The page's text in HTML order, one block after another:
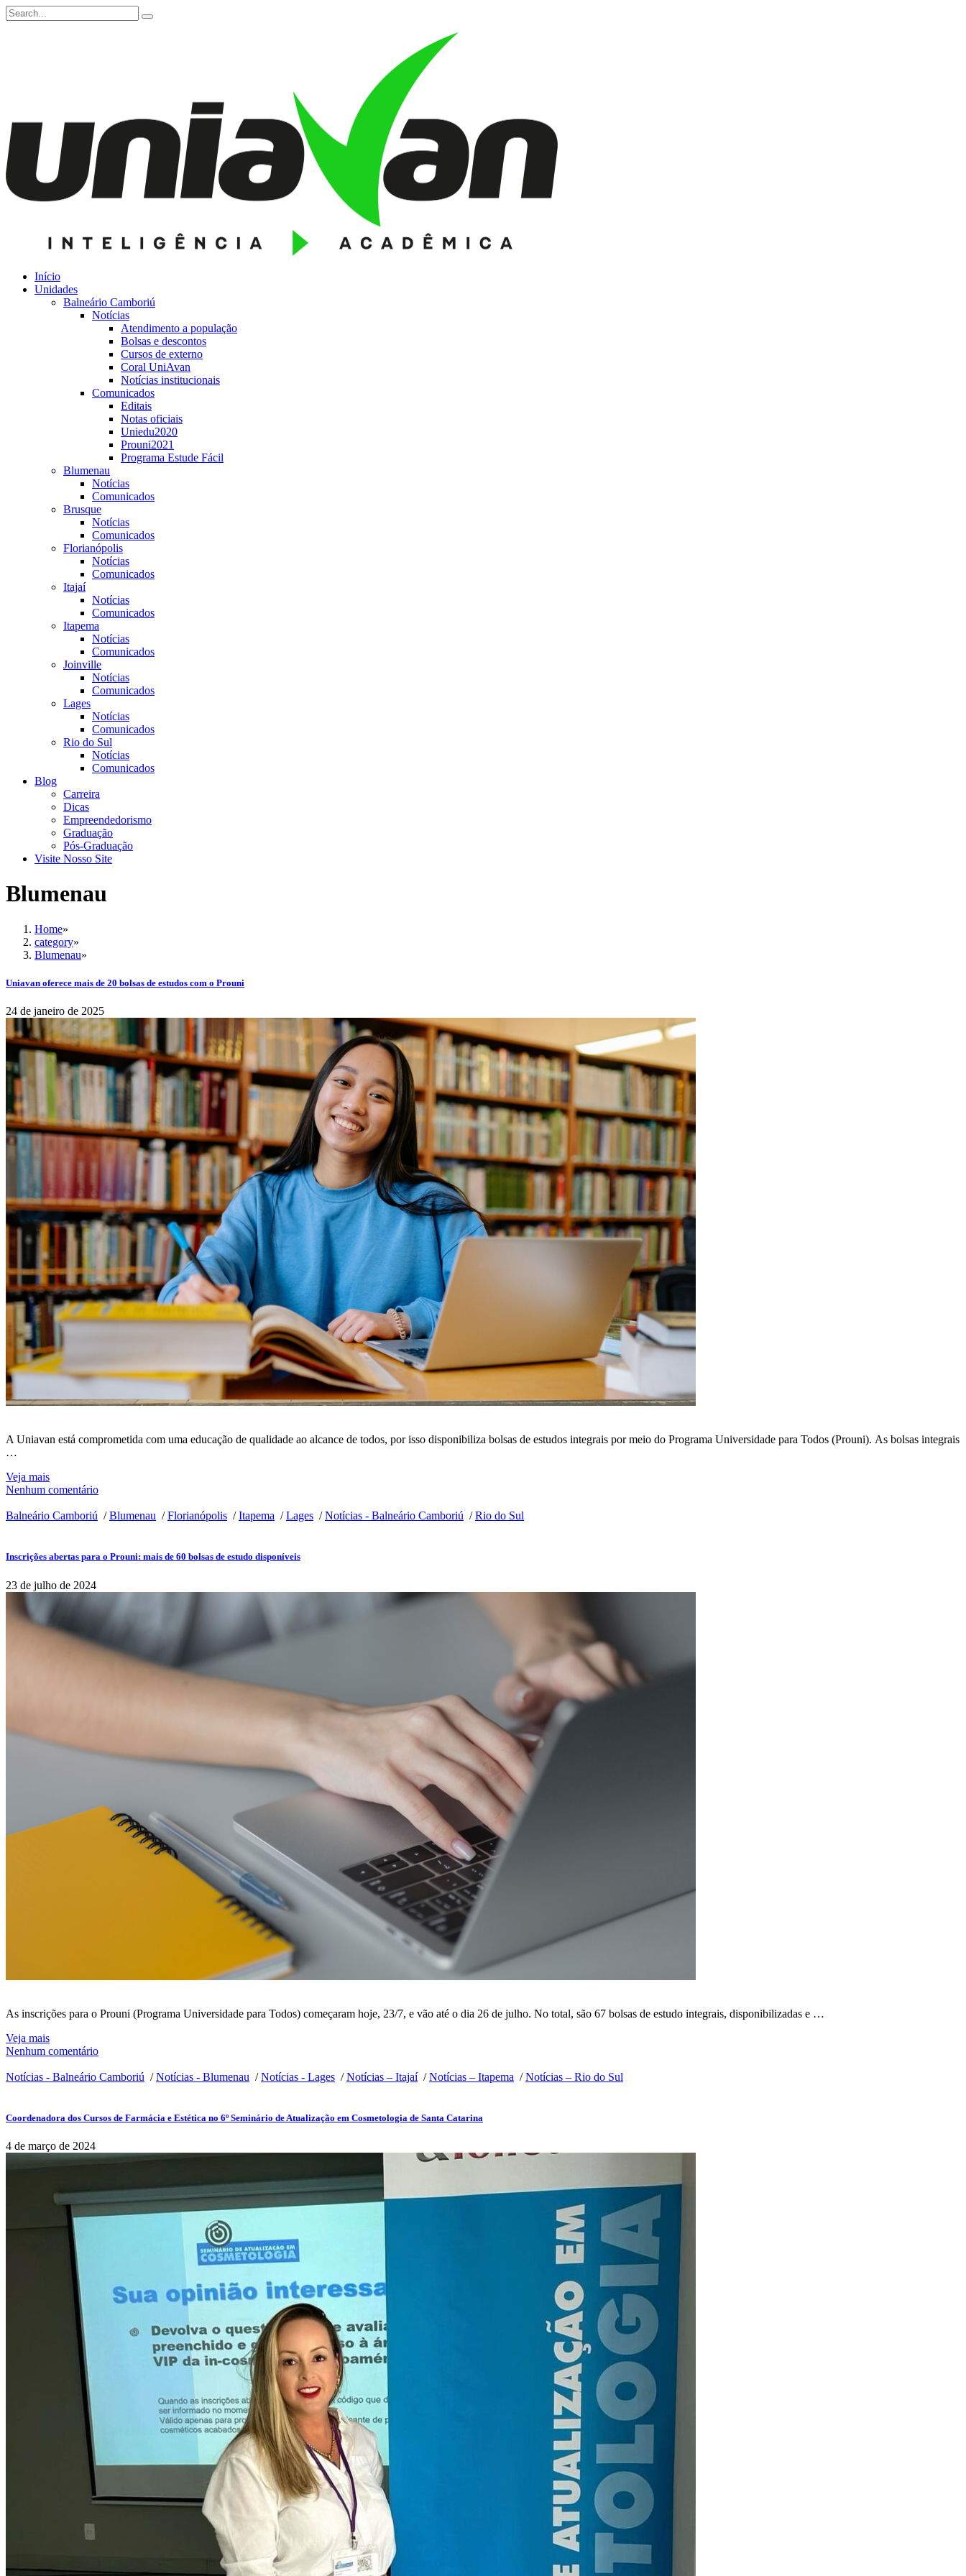
Início
Unidades
Balneário Camboriú
Notícias
Atendimento a população
Bolsas e descontos
Cursos de externo
Coral UniAvan
Notícias institucionais
Comunicados
Editais
Notas oficiais
Uniedu2020
Prouni2021
Programa Estude Fácil
Blumenau
Notícias
Comunicados
Brusque
Notícias
Comunicados
Florianópolis
Notícias
Comunicados
Itajaí
Notícias
Comunicados
Itapema
Notícias
Comunicados
Joinville
Notícias
Comunicados
Lages
Notícias
Comunicados
Rio do Sul
Notícias
Comunicados
Blog
Carreira
Dicas
Empreendedorismo
Graduação
Pós-Graduação
Visite Nosso Site
Blumenau
Home»
category»
Blumenau»
Uniavan oferece mais de 20 bolsas de estudos com o Prouni
24 de janeiro de 2025
A Uniavan está comprometida com uma educação de qualidade ao alcance de todos, por isso disponibiliza bolsas de estudos integrais por meio do Programa Universidade para Todos (Prouni). As bolsas integrais
…
Veja mais
Nenhum comentário
Balneário Camboriú /Blumenau /Florianópolis /Itapema /Lages /Notícias - Balneário Camboriú /Rio do Sul
Inscrições abertas para o Prouni: mais de 60 bolsas de estudo disponíveis
23 de julho de 2024
As inscrições para o Prouni (Programa Universidade para Todos) começaram hoje, 23/7, e vão até o dia 26 de julho. No total, são 67 bolsas de estudo integrais, disponibilizadas e …
Veja mais
Nenhum comentário
Notícias - Balneário Camboriú /Notícias - Blumenau /Notícias - Lages /Notícias – Itajaí/Notícias – Itapema /Notícias – Rio do Sul
Coordenadora dos Cursos de Farmácia e Estética no 6º Seminário de Atualização em Cosmetologia de Santa Catarina
4 de março de 2024